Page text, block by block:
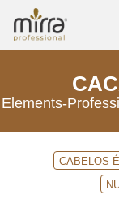
Elements-
CABELOS